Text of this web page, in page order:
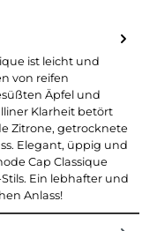
ist leicht und
von reifen
Äpfel und
Klarheit betört
Zitrone, getrocknete
Elegant, üppig und
Cap Classique
Ein lebhafter und
Anlass!